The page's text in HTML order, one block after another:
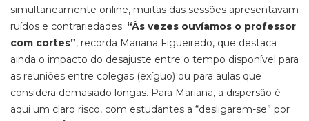
simultaneamente online, muitas das sessões apresentavam
ruídos e contrariedades. “Às vezes ouvíamos o professor
com cortes”, recorda Mariana Figueiredo, que destaca
ainda o impacto do desajuste entre o tempo disponível para
as reuniões entre colegas (exíguo) ou para aulas que
considera demasiado longas. Para Mariana, a dispersão é
aqui um claro risco, com estudantes a “desligarem-se” por